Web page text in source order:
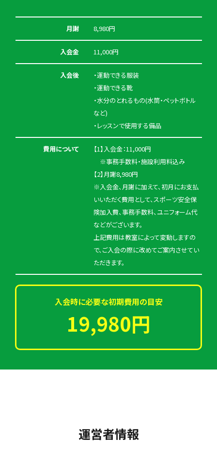
月謝 8,980円
入会金 11,000円
入会後
・運動できる服装
・運動できる靴
・水分のとれるもの(水筒・ペットボトル
など)
・レッスンで使用する備品
費用について
【1】入会金：11,000円
※事務手数料・施設利用料込み
【2】月謝8,980円
※入会金、月謝に加えて、初月にお支払
いいただく費用として、スポーツ安全保
険加入費、事務手数料、ユニフォーム代
などがございます。
上記費用は教室によって変動しますの
で、ご入会の際に改めてご案内させてい
ただきます。
入会時に必要な初期費用の目安
19,980円
運営者情報